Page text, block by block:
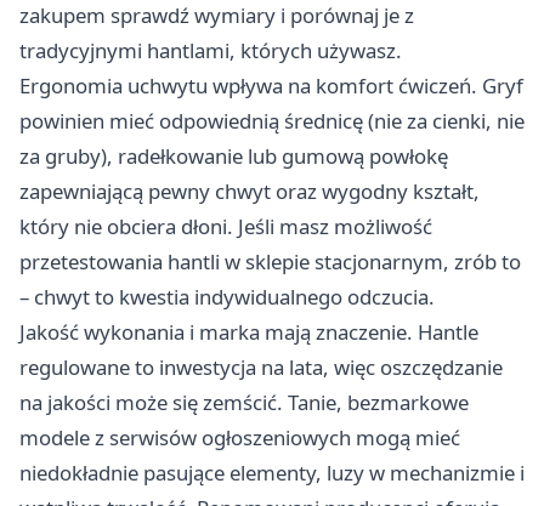
zakupem sprawdź wymiary i porównaj je z
tradycyjnymi hantlami, których używasz.
Ergonomia uchwytu wpływa na komfort ćwiczeń. Gryf
powinien mieć odpowiednią średnicę (nie za cienki, nie
za gruby), radełkowanie lub gumową powłokę
zapewniającą pewny chwyt oraz wygodny kształt,
który nie obciera dłoni. Jeśli masz możliwość
przetestowania hantli w sklepie stacjonarnym, zrób to
– chwyt to kwestia indywidualnego odczucia.
Jakość wykonania i marka mają znaczenie. Hantle
regulowane to inwestycja na lata, więc oszczędzanie
na jakości może się zemścić. Tanie, bezmarkowe
modele z serwisów ogłoszeniowych mogą mieć
niedokładnie pasujące elementy, luzy w mechanizmie i